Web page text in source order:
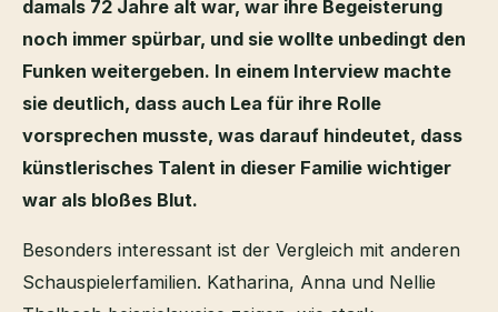
damals 72 Jahre alt war, war ihre Begeisterung
noch immer spürbar, und sie wollte unbedingt den
Funken weitergeben. In einem Interview machte
sie deutlich, dass auch Lea für ihre Rolle
vorsprechen musste, was darauf hindeutet, dass
künstlerisches Talent in dieser Familie wichtiger
war als bloßes Blut.
Besonders interessant ist der Vergleich mit anderen
Schauspielerfamilien. Katharina, Anna und Nellie